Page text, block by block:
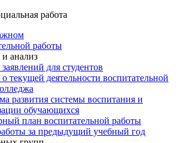
работа
работы
анализ
для студентов
текущей деятельности воспитательной
развития системы воспитания и
обучающихся
план воспитательной работы
за предыдущий учебный год